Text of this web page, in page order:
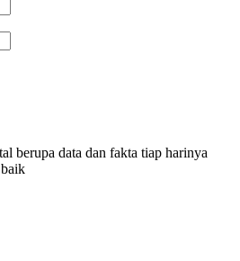
berupa data dan fakta tiap harinya